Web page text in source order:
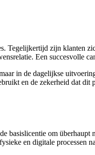
Tegelijkertijd zijn klanten
Een succesvolle
in de dagelijkse
en de zekerheid dat
basislicentie om
en digitale processen